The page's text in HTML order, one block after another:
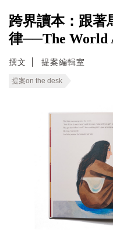
跨界讀本：跟著
律──The World
撰文 提案編輯室
提案on the desk